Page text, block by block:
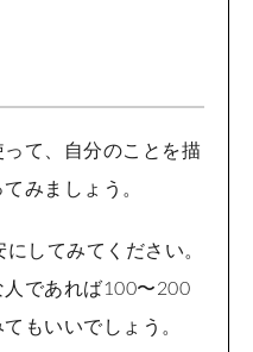
て、自分のことを描
みましょう。
してみてください。
人であれば100〜200
もいいでしょう。